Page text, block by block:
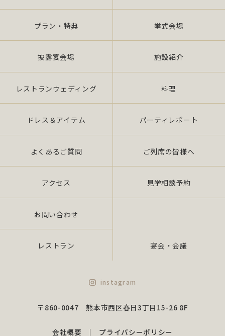
プラン・特典 挙式会場
披露宴会場 施設紹介
レストランウェディング 料理
ドレス＆アイテム パーティレポート
よくあるご質問 ご列席の皆様へ
アクセス 見学相談予約
お問い合わせ
レストラン 宴会・会議
会社概要 プライバシーポリシー
instagram
〒860-0047 熊本市西区春日3丁目15-26 8F